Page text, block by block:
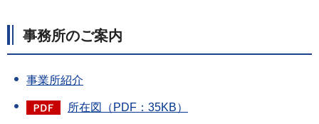
事務所のご案内
事業所紹介
所在図（PDF：35KB）